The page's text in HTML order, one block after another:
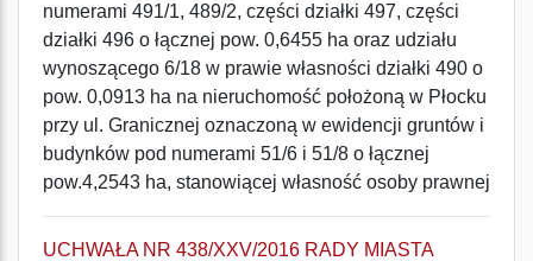
numerami 491/1, 489/2, części działki 497, części
działki 496 o łącznej pow. 0,6455 ha oraz udziału
wynoszącego 6/18 w prawie własności działki 490 o
pow. 0,0913 ha na nieruchomość położoną w Płocku
przy ul. Granicznej oznaczoną w ewidencji gruntów i
budynków pod numerami 51/6 i 51/8 o łącznej
pow.4,2543 ha, stanowiącej własność osoby prawnej
UCHWAŁA NR 438/XXV/2016 RADY MIASTA